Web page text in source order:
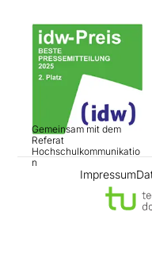
Gemeinsam mit dem
Referat
Hochschulkommunikatio
n
Impressum